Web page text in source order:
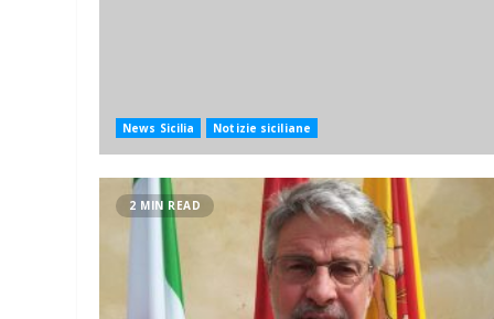
News Sicilia Notizie siciliane
2 MIN READ